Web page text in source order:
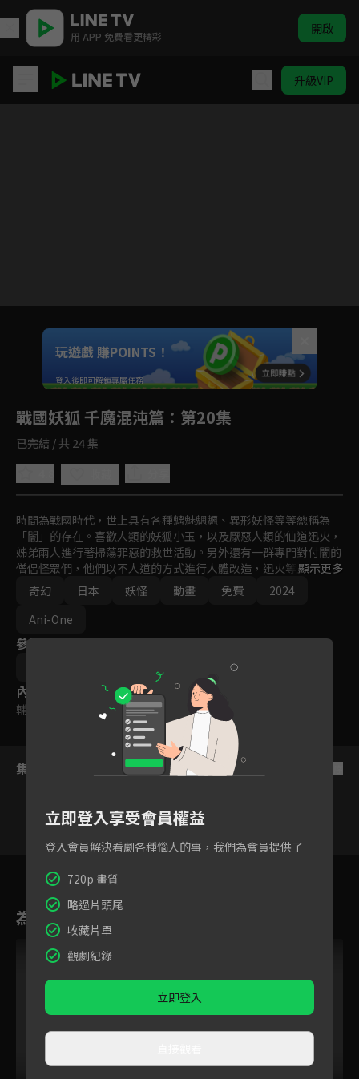
用 APP 免費看更精彩 開啟
升級VIP
Unmute
如有不便請見諒
玩遊戲 賺POINTS！
登入後即可解鎖專屬任務
戰國妖狐 千魔混沌篇 ：第20集
已完結 / 共 24 集
時間為戰國時代，世上具有各種魑魅魍魎、異形妖怪等等總稱為
「闇」的存在。喜歡人類的妖狐小玉，以及厭惡人類的仙道迅火，
姊弟兩人進行著掃蕩罪惡的救世活動。另外還有一群專門對付闇的
僧侶怪眾們，他們以不人道的方式進行人體改造，迅火等人與他們
產生激烈衝突！人類當中也有壞人，非人類的存在也不見得都是邪
惡的，迅火因過去的事而極其討厭人類，但在旅程當中，也逐漸目
睹到人類善良的一面，他是否能有所轉變呢？
顯示更多
奇幻
日本 妖怪 動畫 免費
2024
Ani-One
參與演員
內容標籤
輔導十二歲級
集數列表
為您推薦
立即登入享受會員權益
登入會員解決看劇各種惱人的事，我們為會員提供了
720p 畫質
略過片頭尾
收藏片單
觀劇紀錄
立即登入